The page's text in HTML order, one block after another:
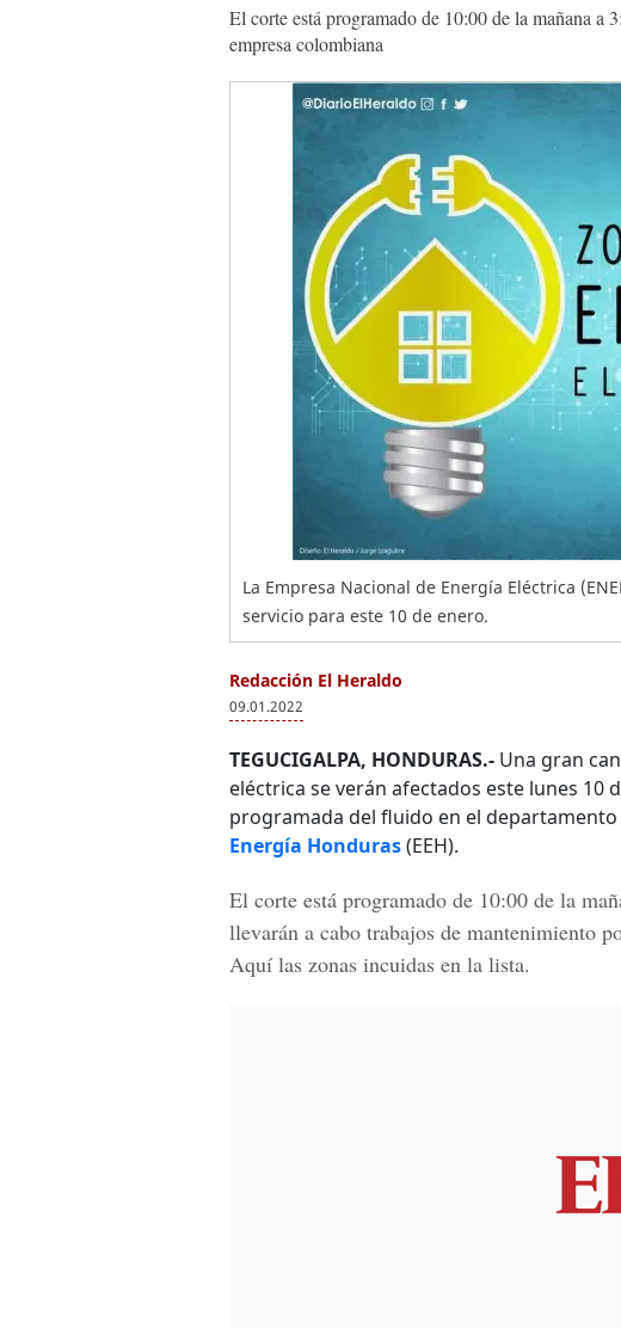
El corte está programado de 10:00 de la mañana a
empresa colombiana
La Empresa Nacional de Energía Eléctrica
servicio para este 10 de enero.
Redacción El Heraldo
09.01.2022
TEGUCIGALPA, HONDURAS.- Una gran
eléctrica se verán afectados este lunes
programada del fluido en el departamento
Energía Honduras(EEH).
El corte está programado de 10:00 de la
llevarán a cabo trabajos de mantenimiento
Aquí las zonas incuidas en la lista.